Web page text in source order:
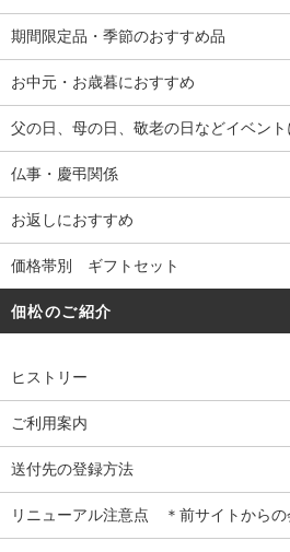
期間限定品・季節のおすすめ品
お中元・お歳暮におすすめ
父の日、母の日、敬老の日などイベント
仏事・慶弔関係
お返しにおすすめ
価格帯別 ギフトセット
佃松のご紹介
ヒストリー
ご利用案内
送付先の登録方法
リニューアル注意点 ＊前サイトからの